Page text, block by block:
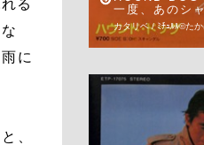
る
に
、
一度、あのシ
カタリベ / ﾐﾁｭﾙﾙ©︎た